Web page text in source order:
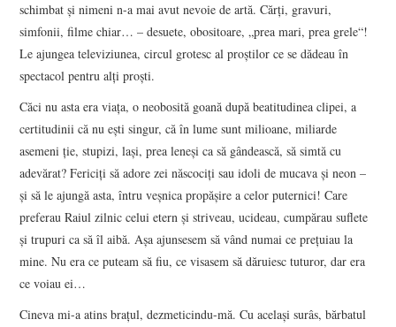
schimbat şi nimeni n-a mai avut nevoie de artă. Cărţi, gravuri,
simfonii, filme chiar… – desuete, obositoare, „prea mari, prea grele“!
Le ajungea televiziunea, circul grotesc al proştilor ce se dădeau în
spectacol pentru alţi proşti.
Căci nu asta era viaţa, o neobosită goană după beatitudinea clipei, a
certitudinii că nu eşti singur, că în lume sunt milioane, miliarde
asemeni ţie, stupizi, laşi, prea leneşi ca să gândească, să simtă cu
adevărat? Fericiţi să adore zei născociţi sau idoli de mucava şi neon –
şi să le ajungă asta, întru veşnica propăşire a celor puternici! Care
preferau Raiul zilnic celui etern şi striveau, ucideau, cumpărau suflete
şi trupuri ca să îl aibă. Aşa ajunsesem să vând numai ce preţuiau la
mine. Nu era ce puteam să fiu, ce visasem să dăruiesc tuturor, dar era
ce voiau ei…
Cineva mi-a atins braţul, dezmeticindu-mă. Cu acelaşi surâs, bărbatul